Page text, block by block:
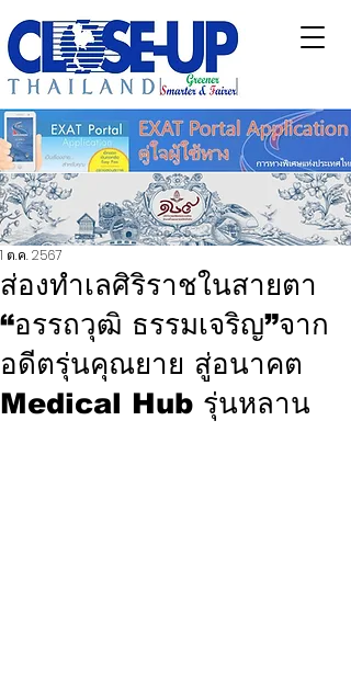
ส่องทำเลศิริราชในสายตา
“อรรถวุฒิ ธรรมเจริญ”จาก
อดีตรุ่นคุณยาย สู่อนาคต
Medical Hub รุ่นหลาน
1 ต.ค. 2567